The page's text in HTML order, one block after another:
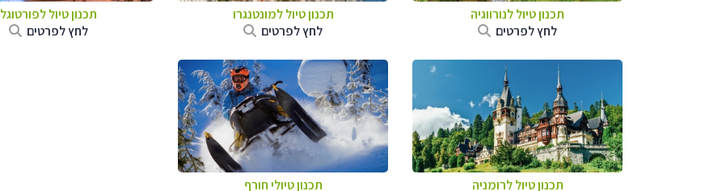
תכנון טיול לנורווגיה
לחץ לפרטים
תכנון טיול למונטנגרו
לחץ לפרטים
תכנון טיול לפורטוגל
לחץ לפרטים
תכנון טיול לרומניה
תכנון טיולי חורף